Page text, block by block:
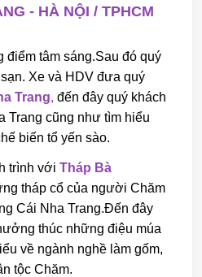
- HÀ NỘI / TPHCM
điểm tâm sáng.Sau đó quý
Xe và HDV đưa quý
Trang, đến đây quý khách
Trang cũng như tìm hiểu
biến tổ yến sào.
trình với Tháp Bà
tháp cổ của người Chăm
Cái Nha Trang.Đến đây
thúc những điệu múa
về ngành nghề làm gốm,
tộc Chăm.